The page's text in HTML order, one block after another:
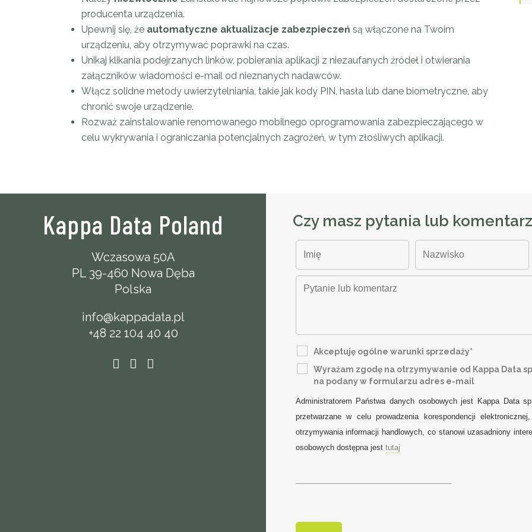
producenta urządzenia.
Upewnij się, że automatyczne aktualizacje zabezpieczeń są włączone na Twoim
urządzeniu, aby otrzymywać poprawki na czas.
Unikaj klikania podejrzanych linków, pobierania aplikacji z niezaufanych źródeł i otwierania
załączników wiadomości e-mail od nieznanych nadawców.
Włącz solidne metody uwierzytelniania, takie jak kody PIN, hasła lub dane biometryczne, aby
chronić swoje urządzenie.
Rozważ zainstalowanie renomowanego mobilnego oprogramowania zabezpieczającego w
celu wykrywania i ograniczania potencjalnych zagrożeń, w tym złośliwych aplikacji.
Kappa Data Poland
Wczasowa 50A
PL 39-460 Nowa Dęba
Polska
info@kappadata.pl
+48 22 104 40 40
Czy masz pytania lub
Akceptuję ogólne warunki sprzedaży*
Wyrażam zgodę na otrzymywanie od Kappa Data
na podany w formularzu adres e-mail
Administratorem Państwa danych osobowych jest Kappa Data
przetwarzane w celu prowadzenia korespondencji
otrzymywania informacji handlowych, co stanowi uzasadniony
osobowych dostępna jest tutaj